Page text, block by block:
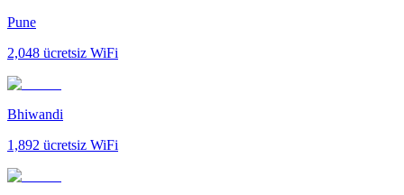
Pune
2,048 ücretsiz WiFi
Bhiwandi
1,892 ücretsiz WiFi